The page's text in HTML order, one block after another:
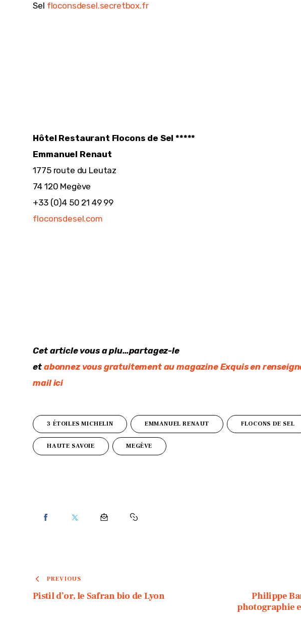
Sel floconsdesel.secretbox.fr
Hôtel Restaurant Flocons de Sel *****
Emmanuel Renaut
1775 route du Leutaz
74 120 Megève
+33 (0)4 50 21 49 99
floconsdesel.com
Cet article vous a plu…partagez-le
et abonnez vous gratuitement au magazine Exquis en
mail ici
3 ÉTOILES MICHELIN EMMANUEL RENAUT FLOCONS DE SEL
HAUTE SAVOIE MEGÈVE
PREVIOUS
Pistil d’or, le Safran bio de Lyon
Philippe
photographie